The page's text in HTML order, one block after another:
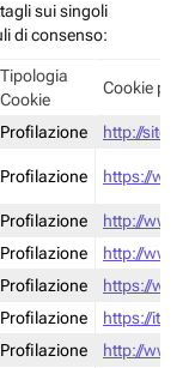
sui singoli
di consenso:
Tipologia
Cookie
Cookie
Profilazione http://
Profilazione https://
Profilazione
http://
Profilazione
http://
Profilazione
https://
Profilazione
https://it-
Profilazione
http://